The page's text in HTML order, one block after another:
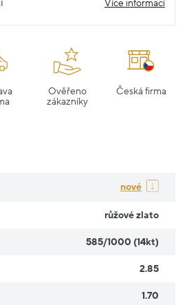
Více informací
Ověřeno
zákazníky
Česká firma
nové
růžové zlato
585/1000 (14kt)
2.85
1.70